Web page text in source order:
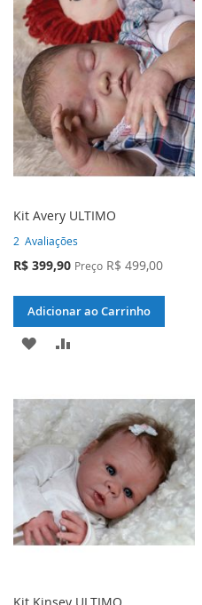
LISTA
DE
DESEJOS
COMPARAR
Kit Avery ULTIMO
2 Avaliações
Preço
R$ 399,90 Preço R$ 499,00
Adicionar ao Carrinho
ADICIONAR
LISTA
DE
DESEJOS
COMPARAR